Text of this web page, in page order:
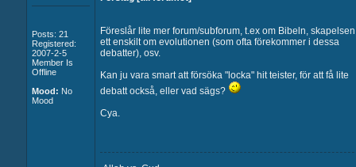
Posts: 21
Registered:
2007-2-5
Member Is
Offline
Mood: No
Mood
Föreslår lite mer forum/subforum, t.ex om Bibeln,
ett enskilt om evolutionen (som ofta förekommer i dessa
debatter), osv.
Kan ju vara smart att försöka "locka" hit teister, för att få lite
debatt också, eller vad sägs?
Cya.